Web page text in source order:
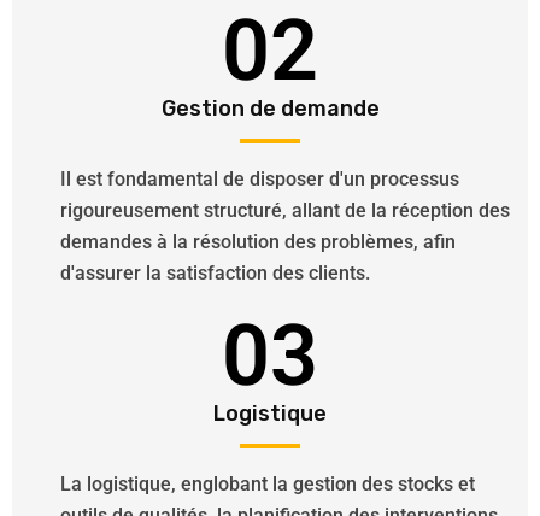
02
Gestion de demande
Il est fondamental de disposer d'un processus
rigoureusement structuré, allant de la réception des
demandes à la résolution des problèmes, afin
d'assurer la satisfaction des clients.
03
Logistique
La logistique, englobant la gestion des stocks et